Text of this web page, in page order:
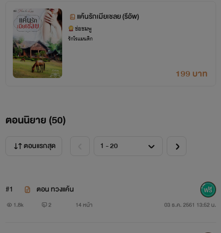
นิยาย แค้นรัก เมียเชลย
by ช่อชมพู
มาพบกับ นิยาย แค้นรัก เมียเชลย โดย ช่อชมพูกันค่ะ
เกริก กัมปนาท
ต้องสูญเสียบิดามารดาและทรัพย์สมบัติทั้งหมด เพราะถูก
จนต้องซมซานไปอาศัยใบบุญของพ่อเลี้ยงอินทร เจ้าของปางไม้ภู
เสือหมอบ
แค้นรักเมียเชลย (รีอัพ)
ช่อชมพู
รักโรแมนติก
199 บาท
ตอนนิยาย (50)
ตอนแรกสุด
#1 ตอน ทวงแค้น
1.8k 2 14 หน้า 03 ธ.ค. 2561 13:52 น.